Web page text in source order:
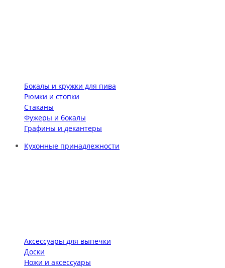
Бокалы и кружки для пива
Рюмки и стопки
Стаканы
Фужеры и бокалы
Графины и декантеры
Кухонные принадлежности
Аксессуары для выпечки
Доски
Ножи и аксессуары